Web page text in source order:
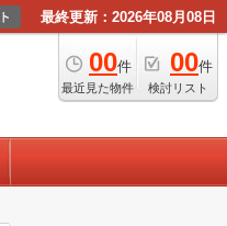
最終更新：2026年08月08日
00件
最近見た物件
00件
検討リスト